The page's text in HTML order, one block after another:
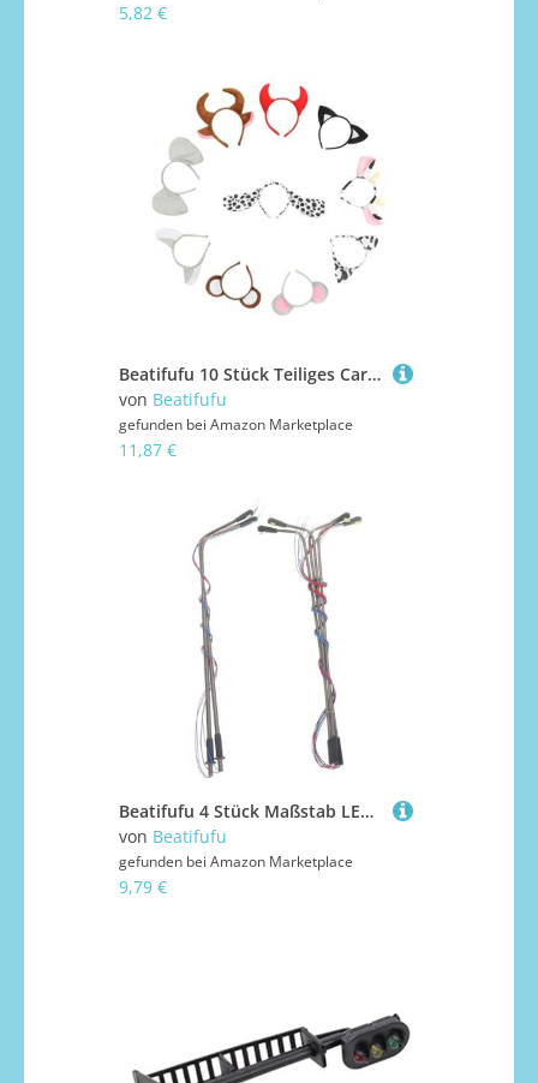
5,82 €
Beatifufu 10 Stück Teiliges Cartoon Tierohren Stirnband Weiches Plüsch Haarband für Party Kopfschmuck Vielseitig Verwendbar zum Schminken Waschen und Alltag für Halloween Valentinstag
von Beatifufu
gefunden bei Amazon Marketplace
11,87 €
Beatifufu 4 Stück Maßstab LED Beleuchtet Langlebig für Mikro-landschaften Puppenhäuser Modellbau Urban
von Beatifufu
gefunden bei Amazon Marketplace
9,79 €